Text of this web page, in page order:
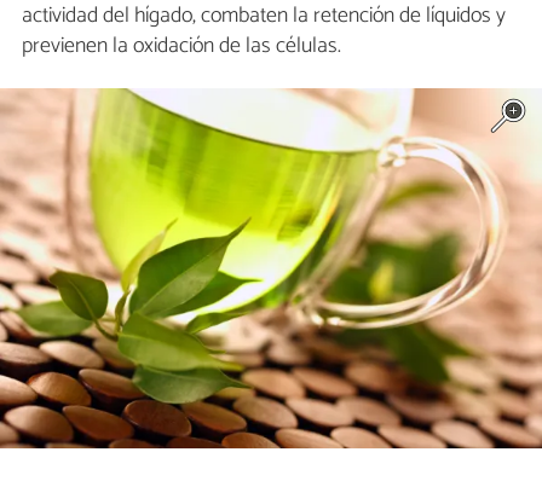
actividad del hígado, combaten la retención de líquidos y
previenen la oxidación de las células.